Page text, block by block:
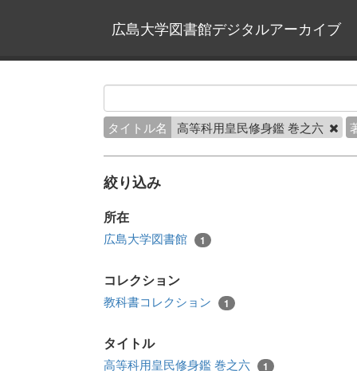
広島大学図書館デジタルアーカイブ
タイトル名 高等科用皇民修身鑑 巻之六
絞り込み
所在
広島大学図書館 1
コレクション
教科書コレクション 1
タイトル
高等科用皇民修身鑑 巻之六 1